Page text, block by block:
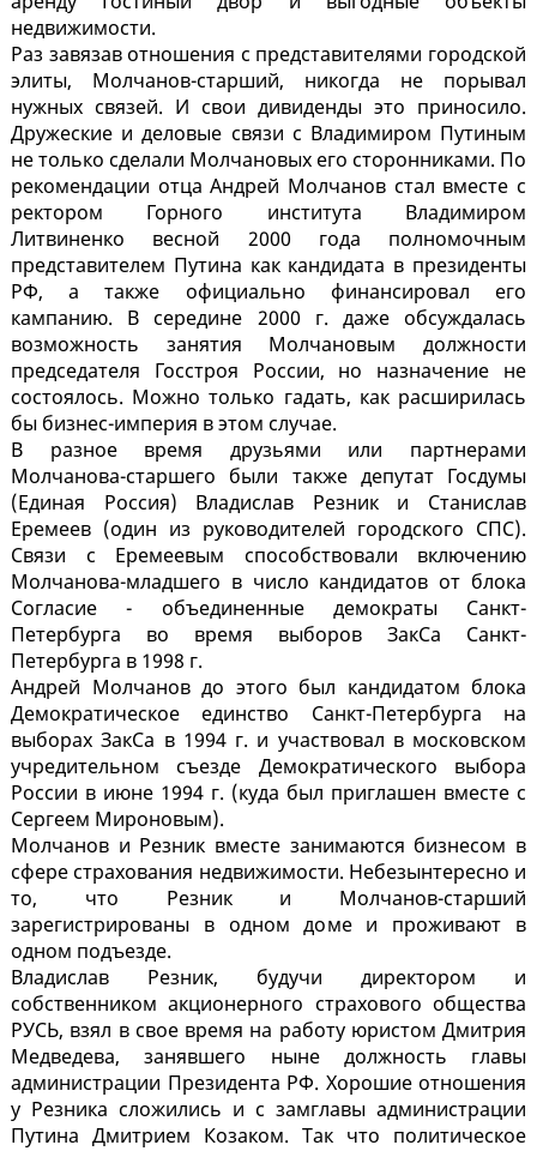
недвижимости.
Раз завязав отношения с представителями городской
элиты, Молчанов-старший, никогда не порывал
нужных связей. И свои дивиденды это приносило.
Дружеские и деловые связи с Владимиром Путиным
не только сделали Молчановых его сторонниками. По
рекомендации отца Андрей Молчанов стал вместе с
ректором Горного института Владимиром
Литвиненко весной 2000 года полномочным
представителем Путина как кандидата в президенты
РФ, а также официально финансировал его
кампанию. В середине 2000 г. даже обсуждалась
возможность занятия Молчановым должности
председателя Госстроя России, но назначение не
состоялось. Можно только гадать, как расширилась
бы бизнес-империя в этом случае.
В разное время друзьями или партнерами
Молчанова-старшего были также депутат Госдумы
(Единая Россия) Владислав Резник и Станислав
Еремеев (один из руководителей городского СПС).
Связи с Еремеевым способствовали включению
Молчанова-младшего в число кандидатов от блока
Согласие - объединенные демократы Санкт-
Петербурга во время выборов ЗакСа Санкт-
Петербурга в 1998 г.
Андрей Молчанов до этого был кандидатом блока
Демократическое единство Санкт-Петербурга на
выборах ЗакСа в 1994 г. и участвовал в московском
учредительном съезде Демократического выбора
России в июне 1994 г. (куда был приглашен вместе с
Сергеем Мироновым).
Молчанов и Резник вместе занимаются бизнесом в
сфере страхования недвижимости. Небезынтересно и
то, что Резник и Молчанов-старший
зарегистрированы в одном доме и проживают в
одном подъезде.
Владислав Резник, будучи директором и
собственником акционерного страхового общества
РУСЬ, взял в свое время на работу юристом Дмитрия
Медведева, занявшего ныне должность главы
администрации Президента РФ. Хорошие отношения
у Резника сложились и с замглавы администрации
Путина Дмитрием Козаком. Так что политическое